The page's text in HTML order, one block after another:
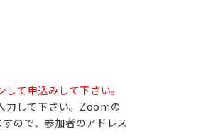
して申込みして下さい。
力して下さい。Zoomの
ので、参加者のアドレス